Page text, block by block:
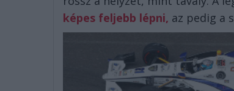
képes feljebb lépni, az pedig a